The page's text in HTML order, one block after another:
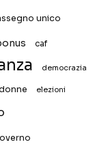
unico
caf
democrazia
elezioni